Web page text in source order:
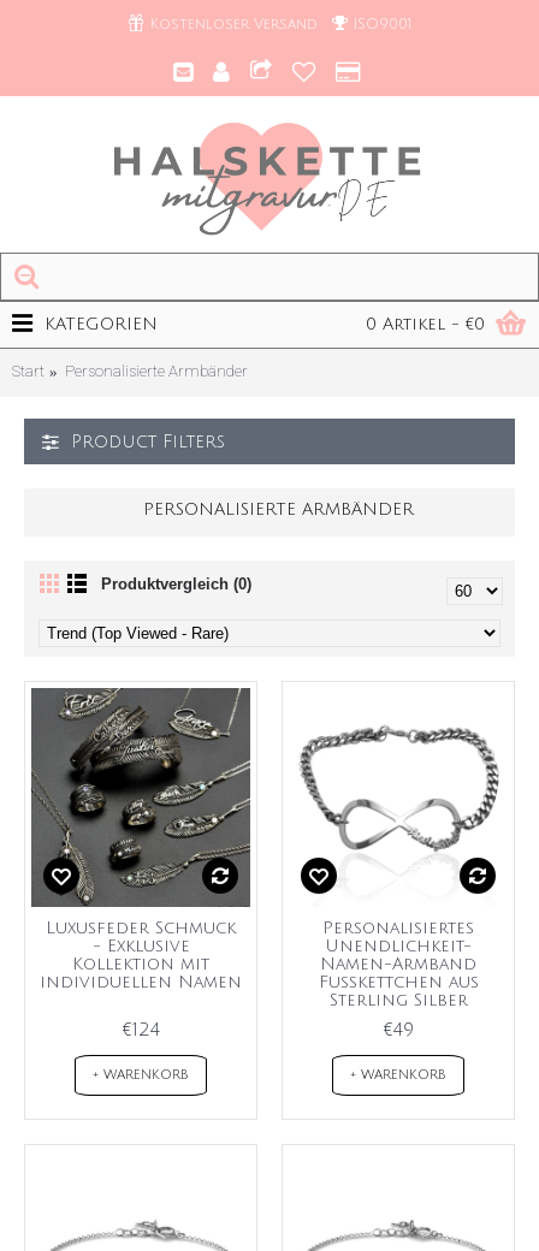
Kostenloser Versand ISO9001
0 Artikel - €0
KATEGORIEN
Start Personalisierte Armbänder
Product Filters
PERSONALISIERTE ARMBÄNDER
Produktvergleich (0)
Luxusfeder Schmuck
- Exklusive
Kollektion mit
individuellen Namen
€124
+ WARENKORB
Personalisiertes
Unendlichkeit-
Namen-Armband
Fußkettchen aus
Sterling Silber
€49
+ WARENKORB